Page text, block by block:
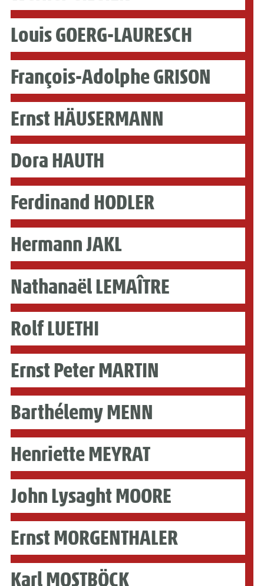
Louis GOERG-LAURESCH
François-Adolphe GRISON
Ernst HÄUSERMANN
Dora HAUTH
Ferdinand HODLER
Hermann JAKL
Nathanaël LEMAÎTRE
Rolf LUETHI
Ernst Peter MARTIN
Barthélemy MENN
Henriette MEYRAT
John Lysaght MOORE
Ernst MORGENTHALER
Karl MOSTBÖCK